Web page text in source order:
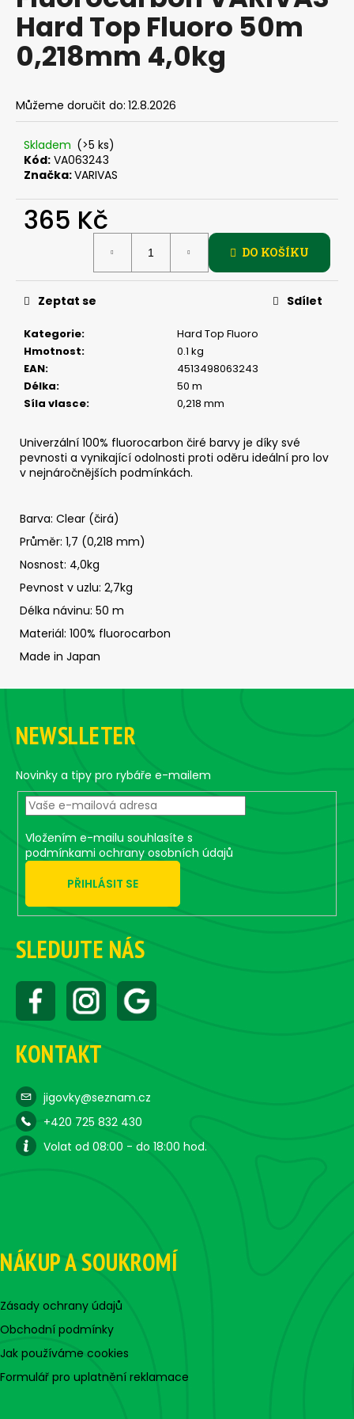
0,0
5
hvězdiček.
Hard Top Fluoro 50m
0,218mm 4,0kg
Můžeme doručit do: 12.8.2026
Skladem (>5 ks)
Kód: VA063243
Značka:VARIVAS
365 Kč
DO KOŠÍKU
Kategorie:
Hard Top Fluoro
Hmotnost:
0.1 kg
EAN:
4513498063243
Délka:
50 m
Síla vlasce: 0,218 mm
Zeptat se Sdílet
Univerzální 100% fluorocarbon čiré barvy je díky své
pevnosti a vynikající odolnosti proti oděru ideální pro lov
v nejnáročnějších podmínkách.
Barva: Clear (čirá)
Průměr: 1,7 (0,218 mm)
Nosnost: 4,0kg
Pevnost v uzlu: 2,7kg
Délka návinu: 50 m
Materiál: 100% fluorocarbon
Made in Japan
a
j
í
?
p
o
u
č
u
e
e
ŠPIČKU
KULIČKA
30
MM
31
Kč
Z
NEWSLLETER
Novinky a tipy pro rybáře e-mailem
Vložením e-mailu souhlasíte s
podmínkami ochrany osobních údajů
PŘIHLÁSIT SE
SLEDUJTE NÁS
KONTAKT
jigovky@seznam.cz
+420 725 832 430
Volat od 08:00 - do 18:00 hod.
NÁKUP A SOUKROMÍ
Zásady ochrany údajů
Obchodní podmínky
Jak používáme cookies
Formulář pro uplatnění reklamace